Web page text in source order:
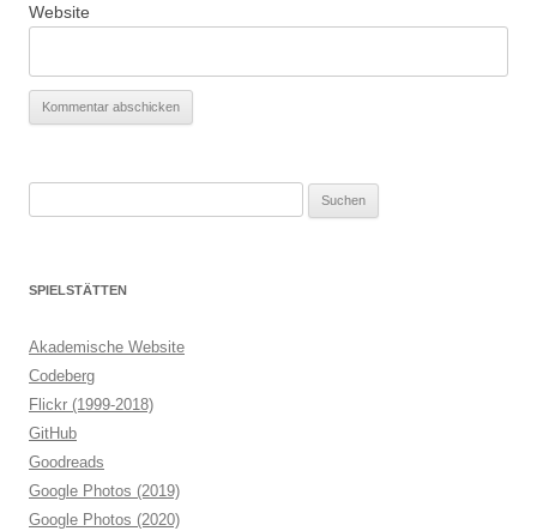
Website
SPIELSTÄTTEN
Akademische Website
Codeberg
Flickr (1999-2018)
GitHub
Goodreads
Google Photos (2019)
Google Photos (2020)